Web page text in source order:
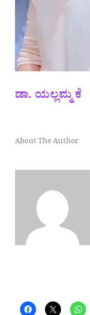
ಡಾ. ಯಲ್ಲಮ್ಮ ಕೆ
About The Author